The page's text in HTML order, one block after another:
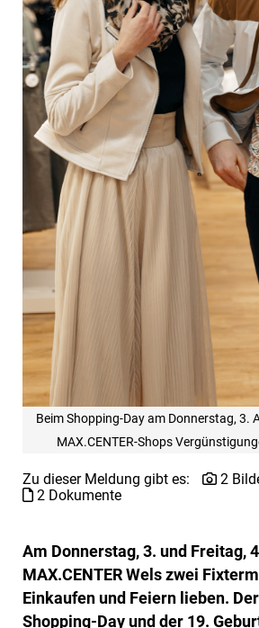
Beim Shopping-Day am Donnerstag, 3.
MAX.CENTER-Shops
Zu dieser Meldung gibt es:
2
2 Dokumente
Am Donnerstag, 3. und Freitag,
MAX.CENTER Wels zwei
Einkaufen und Feiern lieben.
Shopping-Day und der 19.